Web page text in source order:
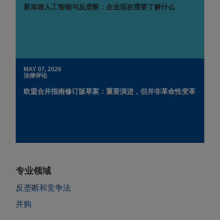
新加坡人工智能与反垄断：企业现在需要了解什么
MAY 07, 2026
法律评论
欧盟合并指南修订版草案：重要演进，但并非革命性变革
专业领域
反垄断和竞争法
并购